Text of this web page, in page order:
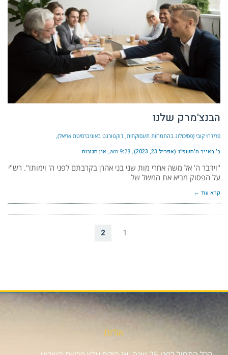
הבנצ'מרק שלנו
פרידחי קובי (פסיכולוג בהתמחות תעסוקתית, דוקטורנט באוניברסיטת אריאל)
ב׳ באייר ה׳תשפ״ג (אפריל 23, 2023) 9:23 am אין תגובות
"וידבר ה' אל משה אחרי מות שני בני אהרן בקרבתם לפני ה' וימותו". רש"י
על הפסוק מביא את המשל של
קרא עוד ←
1
2
אודות